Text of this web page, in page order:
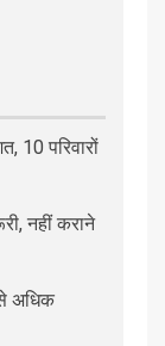
10 परिवारों
नहीं कराने
अधिक